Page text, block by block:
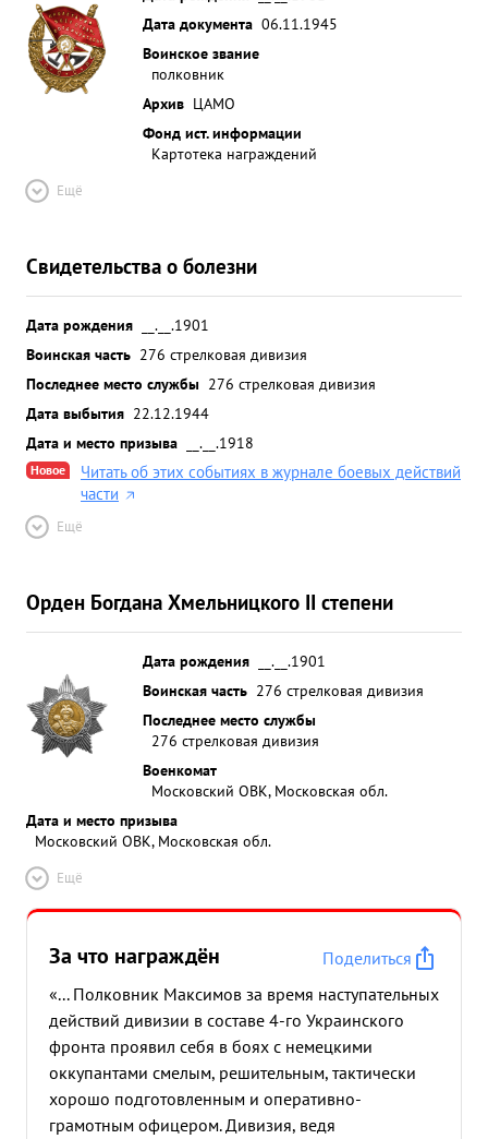
Дата документа 06.11.1945
Воинское звание
полковник
Архив ЦАМО
Фонд ист. информации
Картотека награждений
Ещё
Свидетельства о болезни
Дата рождения
__.__.1901
Воинская часть 276 стрелковая дивизия
Последнее место службы 276 стрелковая дивизия
Дата выбытия 22.12.1944
Дата и место призыва
__.__.1918
Новое
Читать об этих событиях в журнале боевых действий
части
Ещё
Орден Богдана Хмельницкого II степени
Дата рождения
__.__.1901
Воинская часть 276 стрелковая дивизия
Последнее место службы
276 стрелковая дивизия
Военкомат
Московский ОВК, Московская обл.
Дата и место призыва
Московский ОВК, Московская обл.
Ещё
За что награждён
Поделиться
«... Полковник Максимов за время наступательных
действий дивизии в составе 4-го Украинского
фронта проявил себя в боях с немецкими
оккупантами смелым, решительным, тактически
хорошо подготовленным и оперативно-
грамотным офицером. Дивизия, ведя